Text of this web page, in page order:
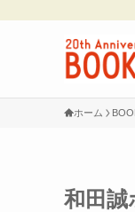
ホーム
和田誠